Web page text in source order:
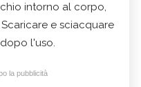
intorno al corpo,
e sciacquare
l'uso.
la pubblicità